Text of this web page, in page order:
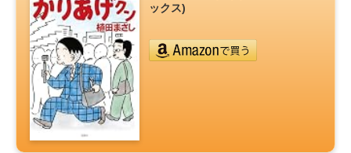
ックス)